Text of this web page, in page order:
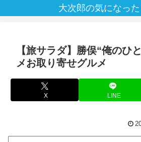
大次郎の気になっ
【旅サラダ】勝俣“俺のひ
メお取り寄せグルメ
X LINE